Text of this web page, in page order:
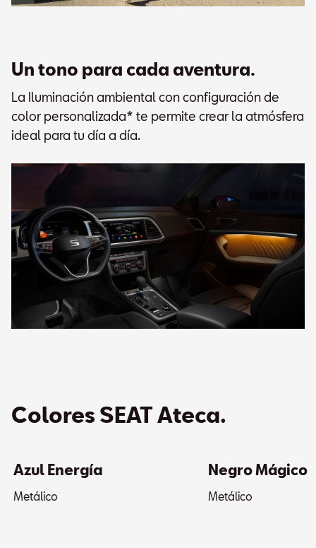
Un tono para cada aventura.
La Iluminación ambiental con configuración de
color personalizada* te permite crear la atmósfera
ideal para tu día a día.
Colores SEAT Ateca.
Azul Energía
Metálico
Negro Mágico
Metálico